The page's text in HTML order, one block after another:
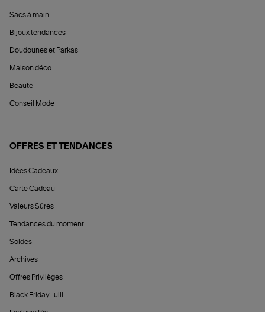
Sacs à main
Bijoux tendances
Doudounes et Parkas
Maison déco
Beauté
Conseil Mode
OFFRES ET TENDANCES
Idées Cadeaux
Carte Cadeau
Valeurs Sûres
Tendances du moment
Soldes
Archives
Offres Privilèges
Black Friday Lulli